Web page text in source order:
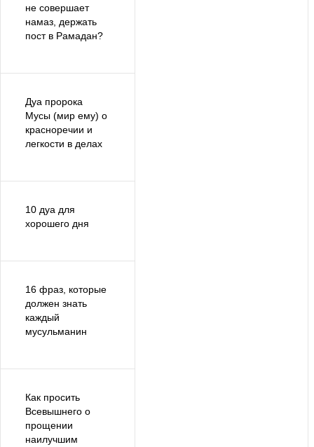
не совершает
намаз, держать
пост в Рамадан?
Дуа пророка
Мусы (мир ему) о
красноречии и
легкости в делах
10 дуа для
хорошего дня
16 фраз, которые
должен знать
каждый
мусульманин
Как просить
Всевышнего о
прощении
наилучшим